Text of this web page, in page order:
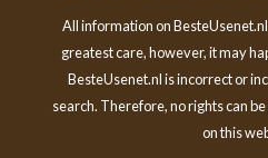
All information on
greatest care, however, it may
BesteUsenet.nl is incorrect or
search. Therefore, no rights can
on this